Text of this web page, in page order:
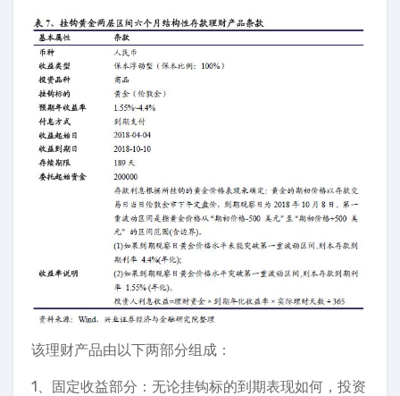
该理财产品由以下两部分组成：
1、固定收益部分：无论挂钩标的到期表现如何，投资